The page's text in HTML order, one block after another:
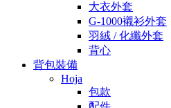
大衣外套
G-1000襯衫外套
羽絨 / 化纖外套
背心
背包裝備
Hoja
包款